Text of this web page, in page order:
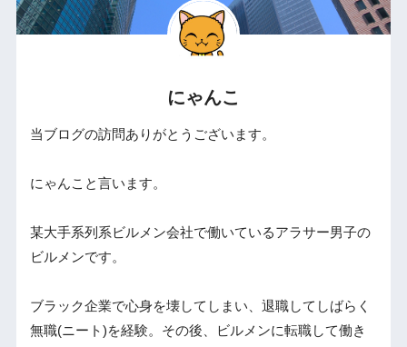
にゃんこ
当ブログの訪問ありがとうございます。
にゃんこと言います。
某大手系列系ビルメン会社で働いているアラサー男子の
ビルメンです。
ブラック企業で心身を壊してしまい、退職してしばらく
無職(ニート)を経験。その後、ビルメンに転職して働き